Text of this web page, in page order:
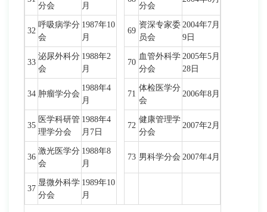
分会
月
分会
32
呼吸病学分
会
1987年10
月
69
资深专家委
员会
2004年7月
9日
33
泌尿外科分
会
1988年2
月
70
血管外科学
分会
2005年5月
28日
34 肿瘤学分会
1988年4
月
71
体检医学分
会
2006年8月
35
医学科研管
理学分会
1988年4
月7日
72
健康管理学
分会
2007年2月
36
激光医学分
会
1988年8
月
73 男科学分会 2007年4月
37
显微外科学
分会
1989年10
月